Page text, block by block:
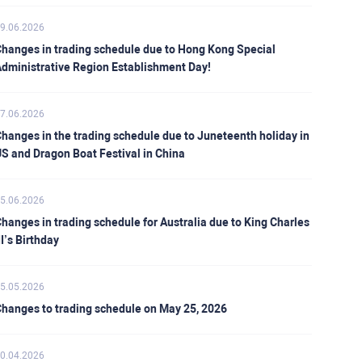
in trading schedule due to Hong Kong Special
Region Establishment Day!
in the trading schedule due to Juneteenth holiday in
and Dragon Boat Festival in China
in trading schedule for Australia due to King Charles
III’s Birthday
to trading schedule on May 25, 2026